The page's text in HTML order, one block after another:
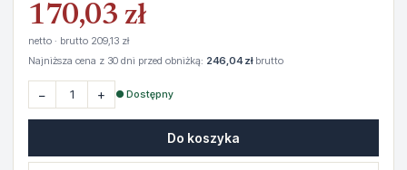
170,03 zł
netto · brutto 209,13 zł
Najniższa cena z 30 dni przed obniżką: 246,04 złbrutto
− + ● Dostępny
Do koszyka